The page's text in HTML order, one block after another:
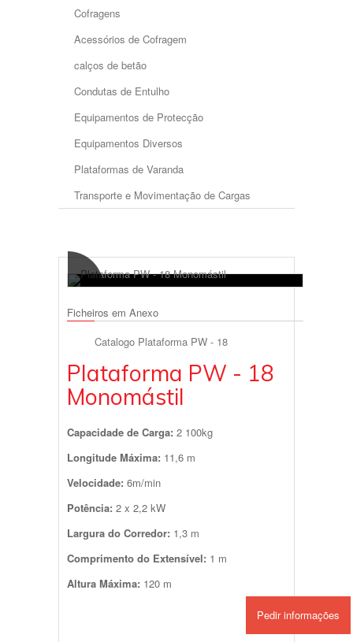
Cofragens
Acessórios de Cofragem
calços de betão
Condutas de Entulho
Equipamentos de Protecção
Equipamentos Diversos
Plataformas de Varanda
Transporte e Movimentação de Cargas
Ficheiros em Anexo
Catalogo Plataforma PW - 18
Plataforma PW - 18
Monomástil
Capacidade de Carga: 2 100kg
Longitude Máxima: 11,6 m
Velocidade: 6m/min
Potência: 2 x 2,2 kW
Largura do Corredor: 1,3 m
Comprimento do Extensível: 1 m
Altura Máxima: 120 m
Pedir informações